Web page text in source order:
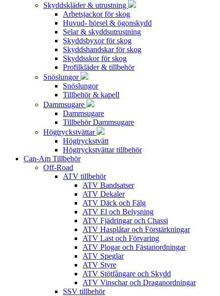
Skyddskläder & utrustning
Arbetsjackor för skog
Huvud- hörsel & ögonskydd
Selar & skyddsutrustning
Skyddsbyxor för skog
Skyddshandskar för skog
Skyddsskor för skog
Profilkläder & tillbehör
Snöslungor
Snöslungor
Tillbehör & kapell
Dammsugare
Dammsugare
Tillbehör Dammsugare
Högtryckstvättar
Högtryckstvätt
Högtryckstvättar tillbehör
Can-Am Tillbehör
Off-Road
ATV tillbehör
ATV Bandsatser
ATV Dekaler
ATV Däck och Fälg
ATV El och Belysning
ATV Fjädringar och Chassi
ATV Hasplåtar och Förstärkningar
ATV Last och Förvaring
ATV Plogar och Fästanordningar
ATV Speglar
ATV Styre
ATV Stötfångare och Skydd
ATV Vinschar och Draganordningar
SSV tillbehör